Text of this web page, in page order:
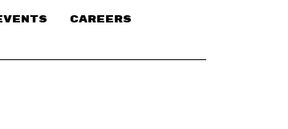
CAREERS